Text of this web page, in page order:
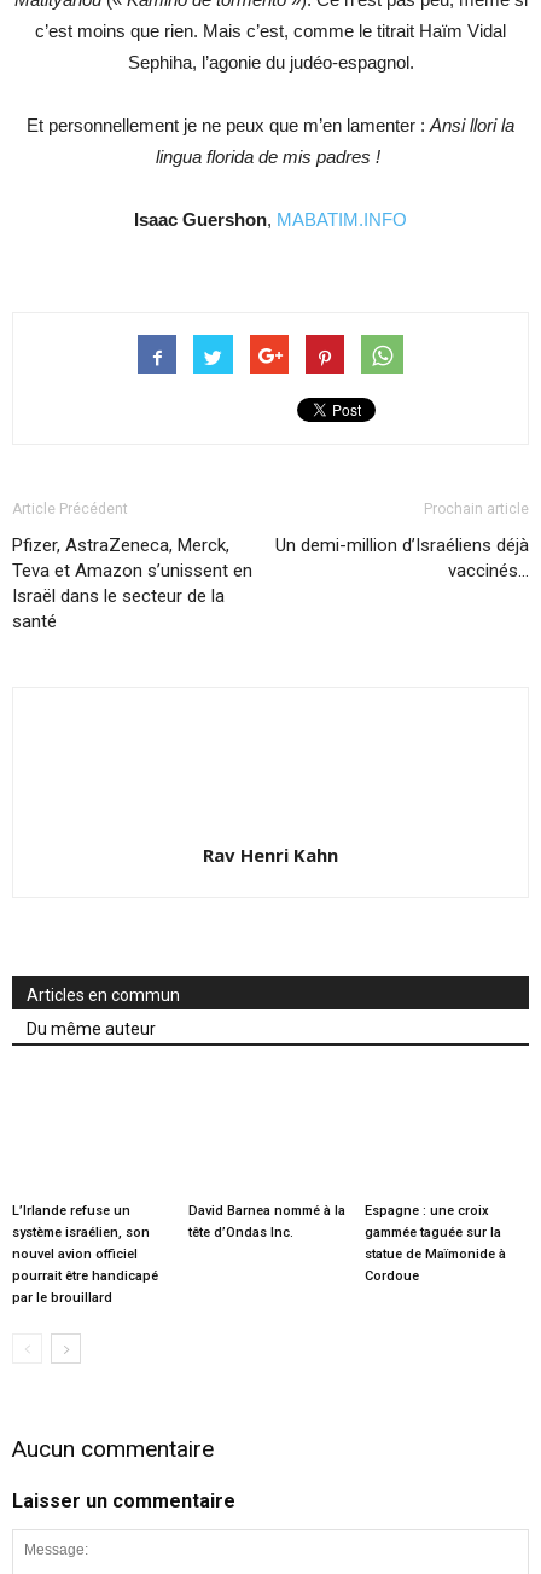
c’est moins que rien. Mais c’est, comme le titrait Haïm Vidal
Sephiha, l’agonie du judéo-espagnol.
Et personnellement je ne peux que m’en lamenter : Ansi llori la
lingua florida de mis padres !
Isaac Guershon, MABATIM.INFO
Article Précédent
Pfizer, AstraZeneca, Merck,
Teva et Amazon s’unissent en
Israël dans le secteur de la
santé
Prochain article
Un demi-million d’Israéliens déjà
vaccinés…
Rav Henri Kahn
Articles en commun
Du même auteur
L’Irlande refuse un
système israélien, son
nouvel avion officiel
pourrait être handicapé
par le brouillard
David Barnea nommé à la
tête d’Ondas Inc.
Espagne : une croix
gammée taguée sur la
statue de Maïmonide à
Cordoue
Aucun commentaire
Laisser un commentaire